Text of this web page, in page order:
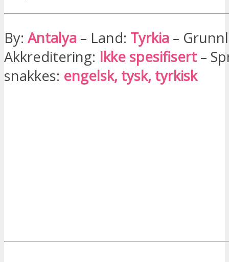
By: Antalya – Land: Tyrkia –
Akkreditering: Ikke spesifisert –
snakkes: engelsk, tysk, tyrkisk